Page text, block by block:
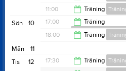
09:30
11:00
11:00 Träning
12:00
10
Sön 17:00
Träning
Badmintonskolan
18:00 Träning
19:30
11
Mån
12
Tis 17:30 Träning